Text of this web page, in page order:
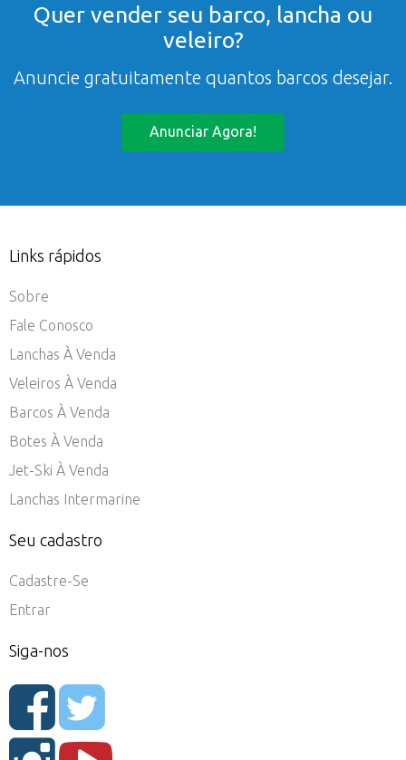
Quer vender seu barco, lancha ou
veleiro?
Anuncie gratuitamente quantos barcos desejar.
Anunciar Agora!
Links rápidos
Sobre
Fale Conosco
Lanchas À Venda
Veleiros À Venda
Barcos À Venda
Botes À Venda
Jet-Ski À Venda
Lanchas Intermarine
Seu cadastro
Cadastre-Se
Entrar
Siga-nos